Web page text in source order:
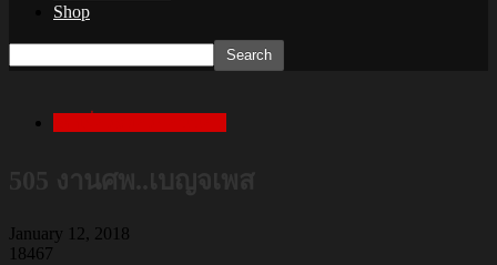
Shop
January 12, 2018
18467